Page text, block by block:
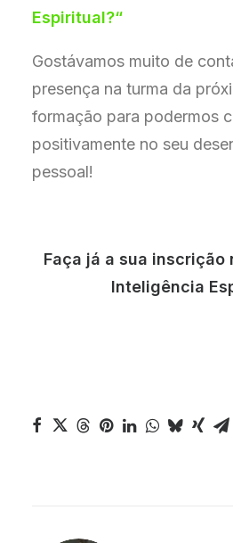
Espiritual?“
Gostávamos muito de
presença na turma da
formação para podermos
positivamente no seu
pessoal!
Faça já a sua inscrição
Inteligência